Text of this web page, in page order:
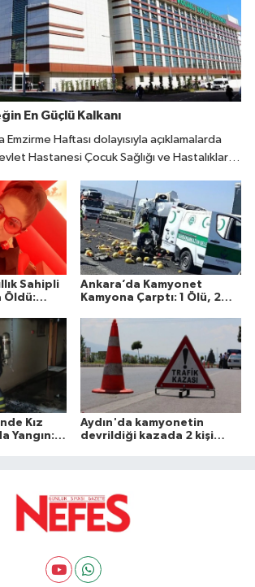
En Güçlü Kalkanı
Haftası dolayısıyla açıklamalarda
Hastanesi Çocuk Sağlığı ve Hastalıkları
büyük önem taşıdığını belirtti.
Sahipli
Öldü:
Ankara’da Kamyonet
Kamyona Çarptı: 1 Ölü, 2
Kız
Yangın: 1
Aydın'da kamyonetin
devrildiği kazada 2 kişi